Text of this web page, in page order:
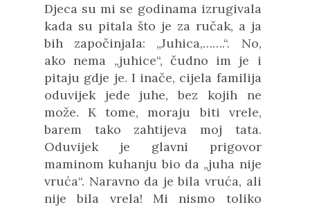
Djeca su mi se godinama izrugivala
kada su pitala što je za ručak, a ja
bih započinjala: „Juhica,…….“. No,
ako nema „juhice“, čudno im je i
pitaju gdje je. I inače, cijela familija
oduvijek jede juhe, bez kojih ne
može. K tome, moraju biti vrele,
barem tako zahtijeva moj tata.
Oduvijek je glavni prigovor
maminom kuhanju bio da „juha nije
vruća“. Naravno da je bila vruća, ali
nije bila vrela! Mi nismo toliko